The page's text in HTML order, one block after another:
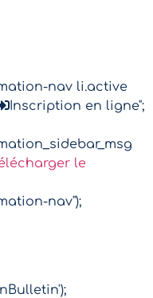
nav li.active
Inscription en ligne";
le
nav");